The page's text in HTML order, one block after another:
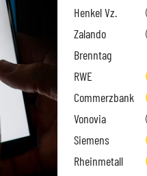
Henkel Vz.
Zalando
Brenntag
RWE
Commerzbank
Vonovia
Siemens
Rheinmetall